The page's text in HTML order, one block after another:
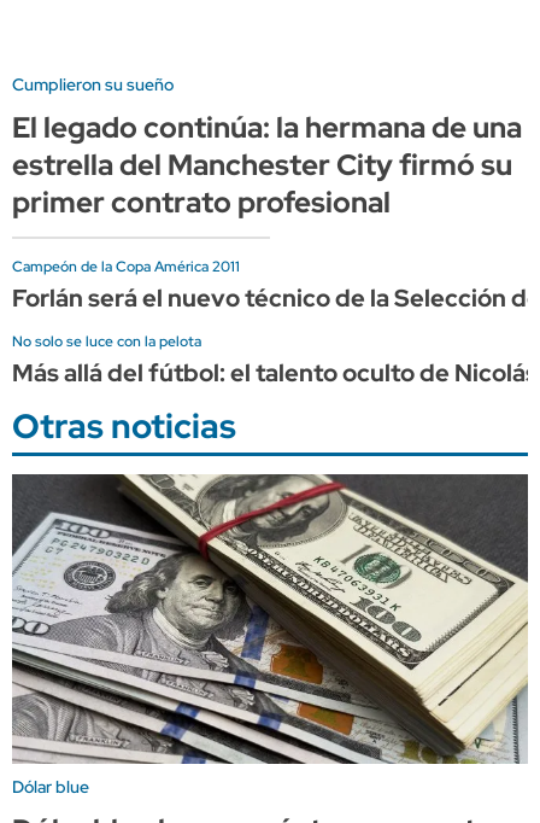
Cumplieron su sueño
El legado continúa: la hermana de una
estrella del Manchester City firmó su
primer contrato profesional
Campeón de la Copa América 2011
Forlán será el nuevo técnico de la Selección
No solo se luce con la pelota
Más allá del fútbol: el talento oculto de
Otras noticias
Dólar blue